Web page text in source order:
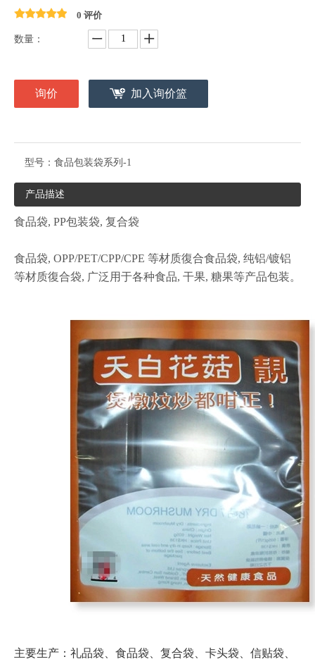
0 评价
数量：
询价 加入询价篮
型号： 食品包装袋系列-1
产品描述
食品袋, PP包装袋, 复合袋
食品袋, OPP/PET/CPP/CPE 等材质復合食品袋, 纯铝/镀铝
等材质復合袋, 广泛用于各种食品, 干果, 糖果等产品包装。
主要生产：礼品袋、食品袋、复合袋、卡头袋、信贴袋、